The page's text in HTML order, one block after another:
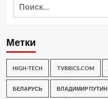
Метки
HIGH-TECH TVBRICS.COM
БЕЛАРУСЬ ВЛАДИМИР ПУТИН